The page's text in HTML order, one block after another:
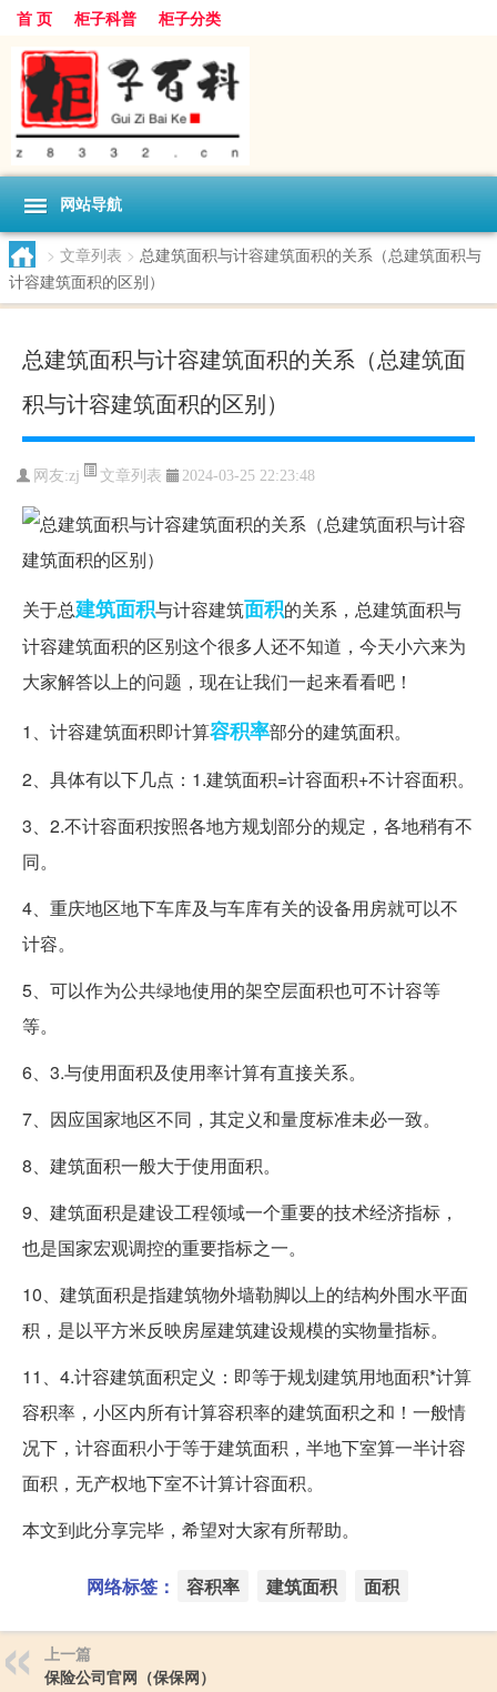
首 页 柜子科普 柜子分类
网站导航
> 文章列表 > 总建筑面积与计容建筑面积的关系（总建筑面积与
计容建筑面积的区别）
总建筑面积与计容建筑面积的关系（总建筑面
积与计容建筑面积的区别）
网友:zj 文章列表 2024-03-25 22:23:48
关于总建筑面积与计容建筑面积的关系，总建筑面积与
计容建筑面积的区别这个很多人还不知道，今天小六来为
大家解答以上的问题，现在让我们一起来看看吧！
1、计容建筑面积即计算容积率部分的建筑面积。
2、具体有以下几点：1.建筑面积=计容面积+不计容面积。
3、2.不计容面积按照各地方规划部分的规定，各地稍有不
同。
4、重庆地区地下车库及与车库有关的设备用房就可以不
计容。
5、可以作为公共绿地使用的架空层面积也可不计容等
等。
6、3.与使用面积及使用率计算有直接关系。
7、因应国家地区不同，其定义和量度标准未必一致。
8、建筑面积一般大于使用面积。
9、建筑面积是建设工程领域一个重要的技术经济指标，
也是国家宏观调控的重要指标之一。
10、建筑面积是指建筑物外墙勒脚以上的结构外围水平面
积，是以平方米反映房屋建筑建设规模的实物量指标。
11、4.计容建筑面积定义：即等于规划建筑用地面积*计算
容积率，小区内所有计算容积率的建筑面积之和！一般情
况下，计容面积小于等于建筑面积，半地下室算一半计容
面积，无产权地下室不计算计容面积。
本文到此分享完毕，希望对大家有所帮助。
网络标签： 容积率 建筑面积 面积
上一篇
保险公司官网（保保网）